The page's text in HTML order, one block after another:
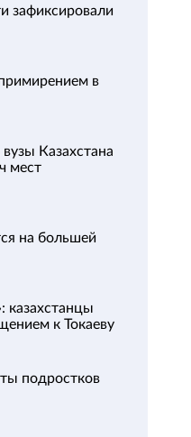
зафиксировали
в
Казахстана
мест
на большей
казахстанцы
к Токаеву
подростков